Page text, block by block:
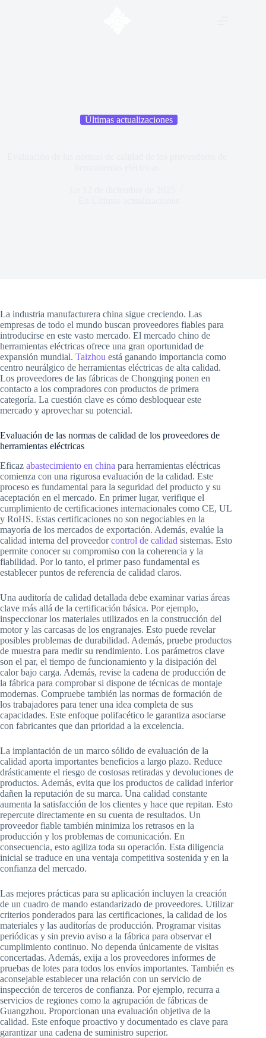
Últimas actualizaciones
La industria manufacturera china sigue creciendo. Las
empresas de todo el mundo buscan proveedores fiables para
introducirse en este vasto mercado. El mercado chino de
herramientas eléctricas ofrece una gran oportunidad de
expansión mundial. Taizhou está ganando importancia como
centro neurálgico de herramientas eléctricas de alta calidad.
Los proveedores de las fábricas de Chongqing ponen en
contacto a los compradores con productos de primera
categoría. La cuestión clave es cómo desbloquear este
mercado y aprovechar su potencial.
Evaluación de las normas de calidad de los proveedores de
herramientas eléctricas
Eficaz abastecimiento en china para herramientas eléctricas
comienza con una rigurosa evaluación de la calidad. Este
proceso es fundamental para la seguridad del producto y su
aceptación en el mercado. En primer lugar, verifique el
cumplimiento de certificaciones internacionales como CE, UL
y RoHS. Estas certificaciones no son negociables en la
mayoría de los mercados de exportación. Además, evalúe la
calidad interna del proveedorcontrol de calidad sistemas. Esto
permite conocer su compromiso con la coherencia y la
fiabilidad. Por lo tanto, el primer paso fundamental es
establecer puntos de referencia de calidad claros.
Una auditoría de calidad detallada debe examinar varias áreas
clave más allá de la certificación básica. Por ejemplo,
inspeccionar los materiales utilizados en la construcción del
motor y las carcasas de los engranajes. Esto puede revelar
posibles problemas de durabilidad. Además, pruebe productos
de muestra para medir su rendimiento. Los parámetros clave
son el par, el tiempo de funcionamiento y la disipación del
calor bajo carga. Además, revise la cadena de producción de
la fábrica para comprobar si dispone de técnicas de montaje
modernas. Compruebe también las normas de formación de
los trabajadores para tener una idea completa de sus
capacidades. Este enfoque polifacético le garantiza asociarse
con fabricantes que dan prioridad a la excelencia.
La implantación de un marco sólido de evaluación de la
calidad aporta importantes beneficios a largo plazo. Reduce
drásticamente el riesgo de costosas retiradas y devoluciones de
productos. Además, evita que los productos de calidad inferior
dañen la reputación de su marca. Una calidad constante
aumenta la satisfacción de los clientes y hace que repitan. Esto
repercute directamente en su cuenta de resultados. Un
proveedor fiable también minimiza los retrasos en la
producción y los problemas de comunicación. En
consecuencia, esto agiliza toda su operación. Esta diligencia
inicial se traduce en una ventaja competitiva sostenida y en la
confianza del mercado.
Las mejores prácticas para su aplicación incluyen la creación
de un cuadro de mando estandarizado de proveedores. Utilizar
criterios ponderados para las certificaciones, la calidad de los
materiales y las auditorías de producción. Programar visitas
periódicas y sin previo aviso a la fábrica para observar el
cumplimiento continuo. No dependa únicamente de visitas
concertadas. Además, exija a los proveedores informes de
pruebas de lotes para todos los envíos importantes. También es
aconsejable establecer una relación con un servicio de
inspección de terceros de confianza. Por ejemplo, recurra a
servicios de regiones como la agrupación de fábricas de
Guangzhou. Proporcionan una evaluación objetiva de la
calidad. Este enfoque proactivo y documentado es clave para
garantizar una cadena de suministro superior.